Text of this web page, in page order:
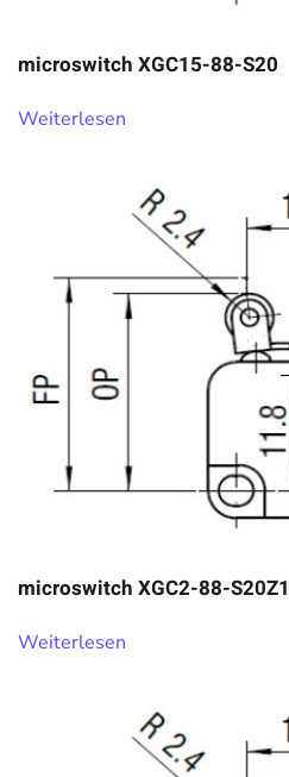
microswitch XGC15-88-S20
Weiterlesen
microswitch XGC2-88-S20Z1
Weiterlesen